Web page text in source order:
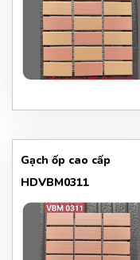
Gạch ốp cao cấp
HDVBM0311